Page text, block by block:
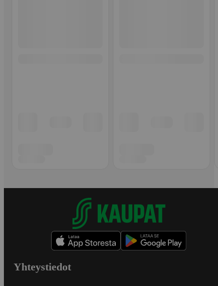
Yhteystiedot